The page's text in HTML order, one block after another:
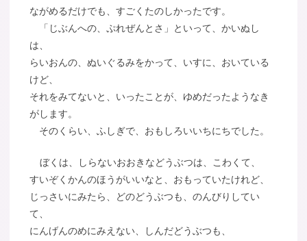
ながめるだけでも、すごくたのしかったです。
「じぶんへの、ぷれぜんとさ」といって、かいぬし
は、
らいおんの、ぬいぐるみをかって、いすに、おいている
けど、
それをみてないと、いったことが、ゆめだったようなき
がします。
そのくらい、ふしぎで、おもしろいいちにちでした。
ぼくは、しらないおおきなどうぶつは、こわくて、
すいぞくかんのほうがいいなと、おもっていたけれど、
じっさいにみたら、どのどうぶつも、のんびりしてい
て、
にんげんのめにみえない、しんだどうぶつも、